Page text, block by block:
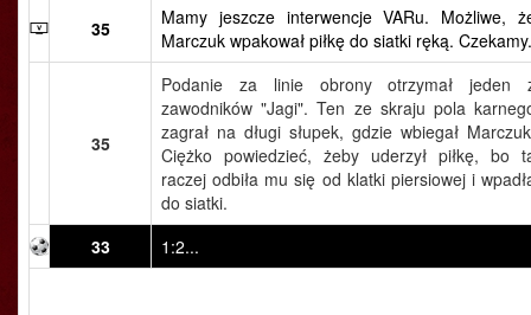
35
Mamy jeszcze interwencje VARu. Możliwe,
Marczuk wpakował piłkę do siatki ręką. Czekamy.
35
Podanie za linie obrony otrzymał jeden
zawodników "Jagi". Ten ze skraju pola
zagrał na długi słupek, gdzie wbiegał
Ciężko powiedzieć, żeby uderzył piłkę, bo
raczej odbiła mu się od klatki piersiowej i
do siatki.
33
1:2...